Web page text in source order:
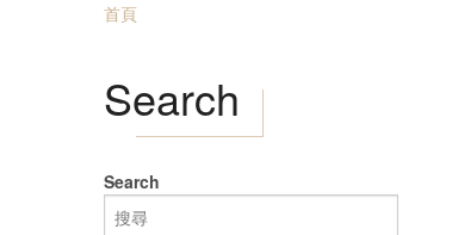
您在這裡
首頁
Search
Search